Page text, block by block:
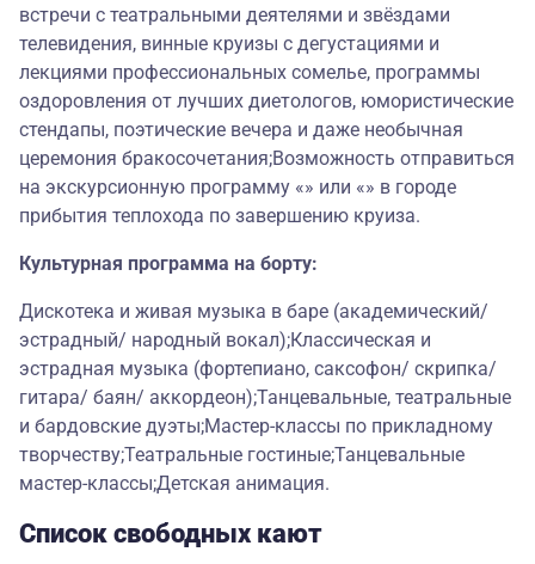
встречи с театральными деятелями и звёздами
телевидения, винные круизы с дегустациями и
лекциями профессиональных сомелье, программы
оздоровления от лучших диетологов, юмористические
стендапы, поэтические вечера и даже необычная
церемония бракосочетания;Возможность отправиться
на экскурсионную программу «» или «» в городе
прибытия теплохода по завершению круиза.
Культурная программа на борту:
Дискотека и живая музыка в баре (академический/
эстрадный/ народный вокал);Классическая и
эстрадная музыка (фортепиано, саксофон/ скрипка/
гитара/ баян/ аккордеон);Танцевальные, театральные
и бардовские дуэты;Мастер-классы по прикладному
творчеству;Театральные гостиные;Танцевальные
мастер-классы;Детская анимация.
Список свободных кают